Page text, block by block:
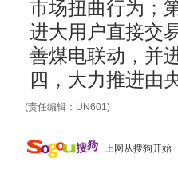
市场扭曲行为；
进大用户直接交
善煤电联动，并
四，大力推进由
(责任编辑：UN601)
上网从搜狗开始